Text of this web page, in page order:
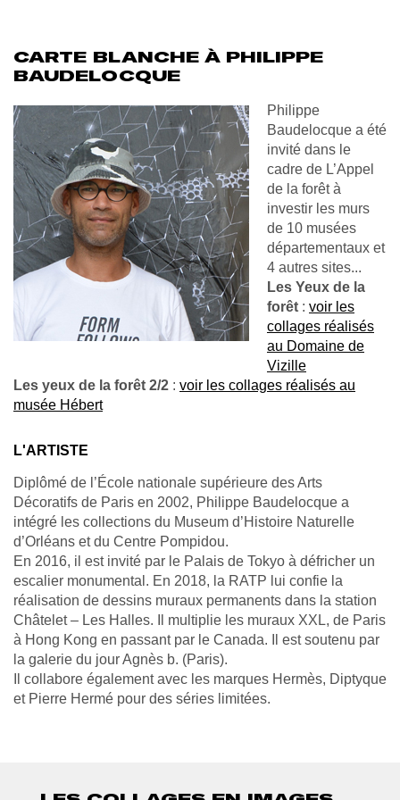
CARTE BLANCHE À PHILIPPE
BAUDELOCQUE
Philippe
Baudelocque a été
invité dans le
cadre de L’Appel
de la forêt à
investir les murs
de 10 musées
départementaux et
4 autres sites...
Les Yeux de la
forêt : voir les
collages réalisés
au Domaine de
Vizille
Les yeux de la forêt 2/2 : voir les collages réalisés au
musée Hébert
L'ARTISTE
Diplômé de l’École nationale supérieure des Arts
Décoratifs de Paris en 2002, Philippe Baudelocque a
intégré les collections du Museum d’Histoire Naturelle
d’Orléans et du Centre Pompidou.
En 2016, il est invité par le Palais de Tokyo à défricher un
escalier monumental. En 2018, la RATP lui confie la
réalisation de dessins muraux permanents dans la station
Châtelet– Les Halles. Il multiplie les muraux XXL, de Paris
à Hong Kong en passant par le Canada.
est soutenu par
la galerie du jourAgnès b. (Paris).
collabore également avec les marques Hermès, Diptyque
et Pierre Hermé pour des séries limitées.